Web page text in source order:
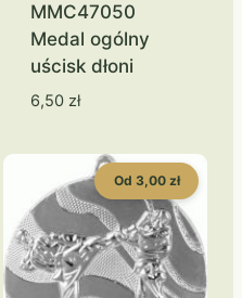
MMC47050
Medal ogólny
uścisk dłoni
6,50 zł
Od 3,00 zł